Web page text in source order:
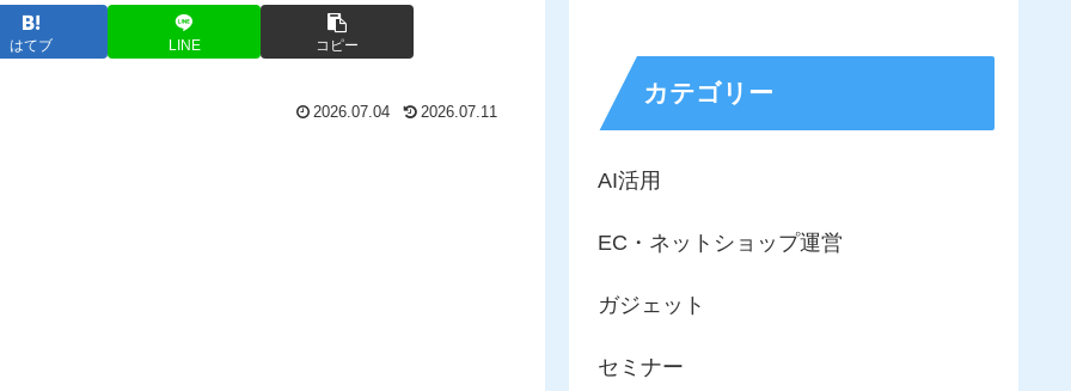
はてブ LINE コピー
2026.07.04 2026.07.11
カテゴリー
AI活用
EC・ネットショップ運営
ガジェット
セミナー